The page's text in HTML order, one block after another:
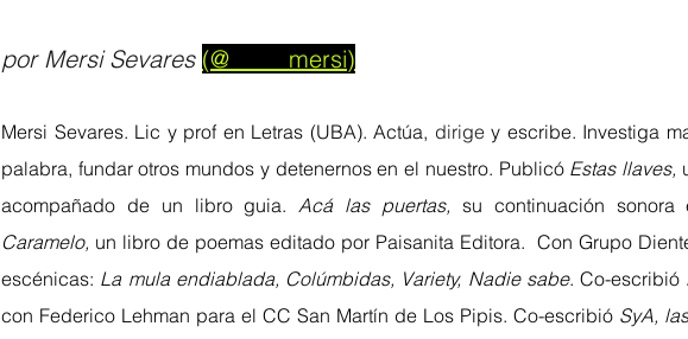
por Mersi Sevares (@_____mersi)
Mersi Sevares. Lic y prof en Letras (UBA). Actúa, dirige y escribe. Investiga
palabra, fundar otros mundos y detenernos en el nuestro. Publicó Estas llaves,
acompañado de un libro guia. Acá las puertas, su continuación sonora
Caramelo, un libro de poemas editado por Paisanita Editora.  Con Grupo
escénicas: La mula endiablada, Colúmbidas, Variety, Nadie sabe. Co-escribió
con Federico Lehman para el CC San Martín de Los Pipis. Co-escribió SyA,